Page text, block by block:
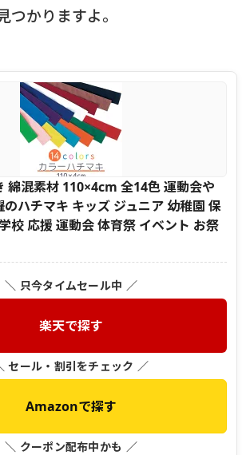
つかりますよ。
綿混素材 110×4cm 全14色 運動会や
ハチマキ キッズ ジュニア 幼稚園 保
校 応援 運動会 体育祭 イベント お祭
＼ 只今タイムセール中 ／
楽天で探す
セール・割引をチェック ／
Amazonで探す
＼ クーポン配布中かも ／